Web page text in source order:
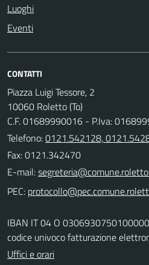
Luoghi
Eventi
CONTATTI
Piazza Luigi Tessore, 2
10060 Roletto (To)
C.F. 01689990016 - P.Iva:
Telefono:0121.542128,
Fax: 0121.342470
E-mail:
PEC:
IBAN IT 04 O
codice univoco fatturazione
Uffici e orari